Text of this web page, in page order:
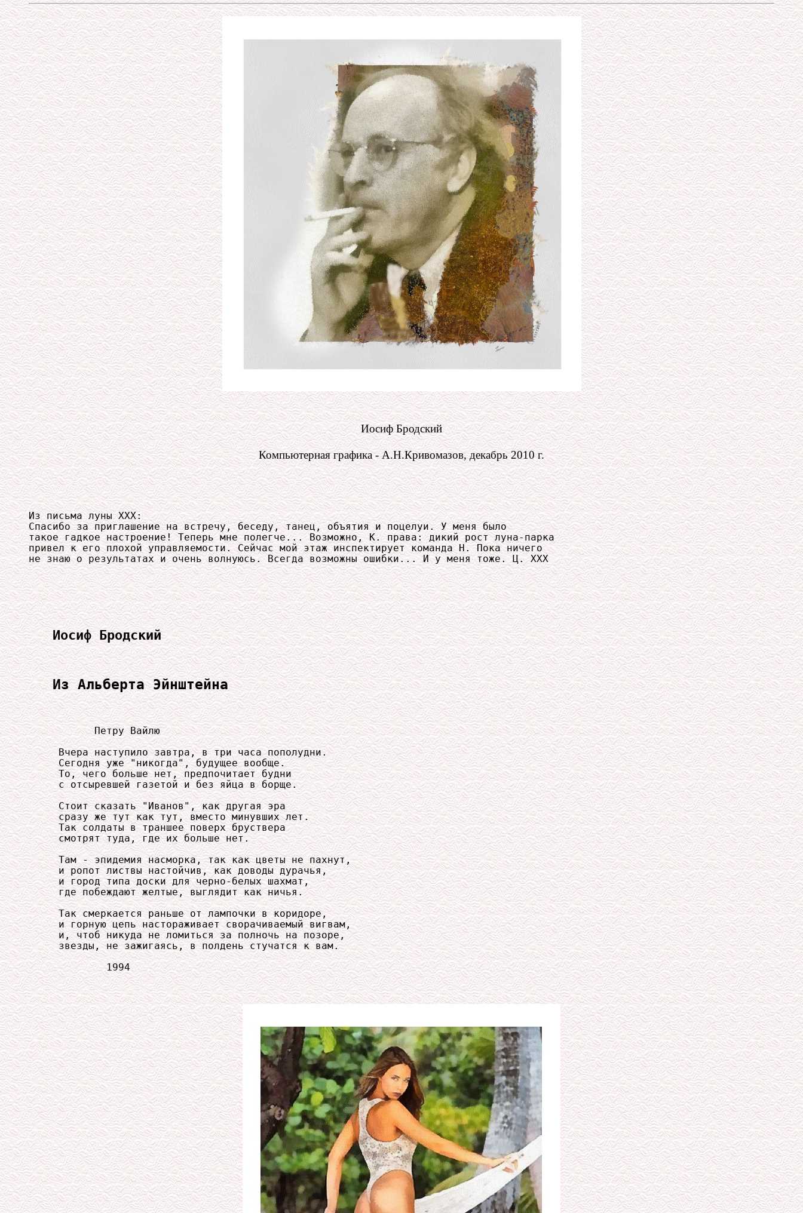
Иосиф Бродский
Компьютерная графика - А.Н.Кривомазов, декабрь 2010 г.
Из письма луны ХХХ:
Спасибо за приглашение на встречу, беседу, танец, объятия и поцелуи. У меня было
такое гадкое настроение! Теперь мне полегче... Возможно, К. права: дикий рост луна-парка
привел к его плохой управляемости. Сейчас мой этаж инспектирует команда Н. Пока ничего
не знаю о результатах и очень волнуюсь. Всегда возможны ошибки... И у меня тоже. Ц. ХХХ
Иосиф Бродский
Из Альберта Эйнштейна
           Петру Вайлю
     Вчера наступило завтра, в три часа пополудни.
     Сегодня уже "никогда", будущее вообще.
     То, чего больше нет, предпочитает будни
     с отсыревшей газетой и без яйца в борще.
     Стоит сказать "Иванов", как другая эра
     сразу же тут как тут, вместо минувших лет.
     Так солдаты в траншее поверх бруствера
     смотрят туда, где их больше нет.
     Там - эпидемия насморка, так как цветы не пахнут,
     и ропот листвы настойчив, как доводы дурачья,
     и город типа доски для черно-белых шахмат,
     где побеждают желтые, выглядит как ничья.
     Так смеркается раньше от лампочки в коридоре,
     и горную цепь настораживает сворачиваемый вигвам,
     и, чтоб никуда не ломиться за полночь на позоре,
     звезды, не зажигаясь, в полдень стучатся к вам.